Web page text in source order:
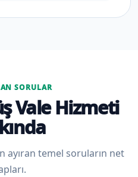
SORULAR
Vale Hizmeti
ayıran temel soruların net